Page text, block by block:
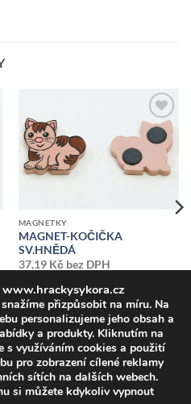
Přidat k
oblíbeným
MAGNETKY
MAGNET-KOČIČKA
SV.HNĚDÁ
37,19 Kčbez DPH
www.hrackysykora.cz
přizpůsobit na míru. Na
personalizujeme jeho obsah a
a produkty. Kliknutím na
s využíváním cookies a použití
pro zobrazení cílené reklamy
sítích na dalších webech.
si můžete kdykoliv vypnout